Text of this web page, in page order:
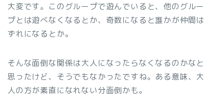
大変です。このグループで遊んでいると、他のグルー
プとは遊べなくなるとか、奇数になると誰かが仲間は
ずれになるとか。
そんな面倒な関係は大人になったらなくなるのかなと
思ったけど、そうでもなかったですね。ある意味、大
人の方が素直になれない分面倒かも。